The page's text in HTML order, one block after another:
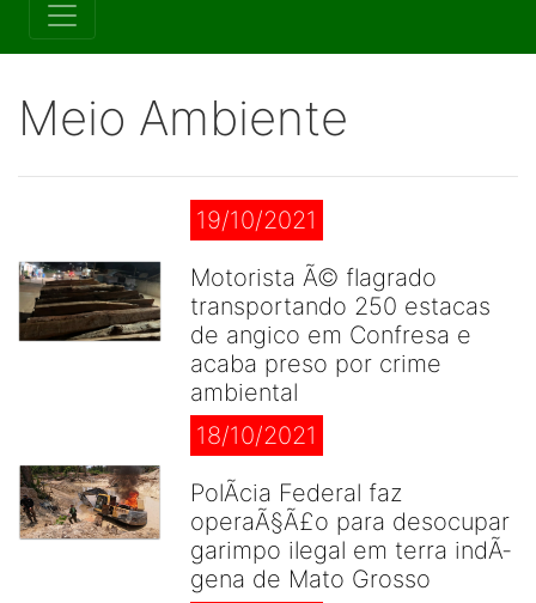
Meio Ambiente
19/10/2021
Motorista Ã© flagrado
transportando 250 estacas
de angico em Confresa e
acaba preso por crime
ambiental
18/10/2021
PolÃ­cia Federal faz
operaÃ§Ã£o para desocupar
garimpo ilegal em terra indÃ­
gena de Mato Grosso